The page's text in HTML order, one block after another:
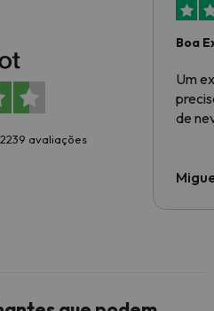
avaliações
Boa
Um
de